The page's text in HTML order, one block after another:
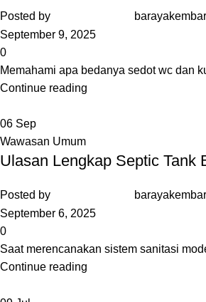
Posted by
September 9, 2025
0
Memahami apa bedanya sedot wc dan
Continue reading
06 Sep
Wawasan Umum
Ulasan Lengkap Septic Tank
Posted by
September 6, 2025
0
Saat merencanakan sistem sanitasi
Continue reading